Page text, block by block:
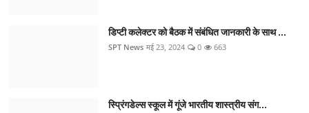
डिप्टी कलेक्टर को बैठक में संबंधित जानकारी के साथ ...
SPT News मई 23, 2024 0 663
स्प्रिंगडेल्स स्कूल में गूंजे भारतीय शास्त्रीय संग...